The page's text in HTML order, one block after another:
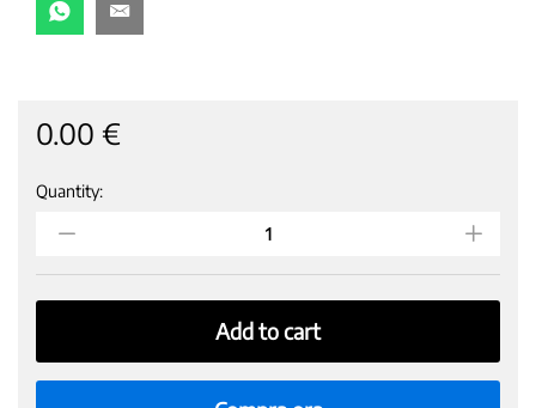
0.00 €
Calamaro
congelato
quantity
Quantity:
Add to cart